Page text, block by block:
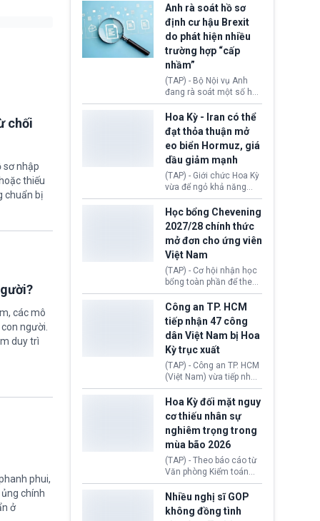
chối
sơ nhập
thiếu
chuẩn bị
các mô
người.
duy trì
phui,
chính
ở
da Silva đang leo thang
gay gắt.
Zealand đang mở ra
thêm cơ hội cho nhiều
người muốn định cư. Từ
nay, người mắc viêm
gan B hoặc viêm gan C
sẽ không còn bị mặc
định không đáp ứng tiêu
chuẩn sức khỏe chỉ vì
chi phí điều trị khi nộp hồ
Anh rà soát hồ sơ
định cư hậu Brexit
do phát hiện nhiều
trường hợp “cấp
nhầm”
(TAP) - Bộ Nội vụ Anh
đang rà soát một số hồ
sơ thuộc Chương trình
Định cư EU (EU
Settlement Scheme -
EUSS) sau khi xác định
có trường hợp được cấp
quy chế cư trú hậu
Brexit “do nhầm lẫn”.
Động thái này làm dấy
lên lo ngại về việc thực
thi Thỏa thuận Rút khỏi
Liên minh châu Âu
(Withdrawal
Agreement).
Hoa Kỳ - Iran có thể
đạt thỏa thuận mở
eo biển Hormuz, giá
dầu giảm mạnh
(TAP) - Giới chức Hoa Kỳ
vừa để ngỏ khả năng
sớm đạt thỏa thuận với
Iran nhằm mở lại eo biển
Hormuz, mở đường cho
việc khôi phục hoạt
động hàng hải. Những
tín hiệu ngoại giao tích
cực này lập tức tác động
đến thị trường năng
lượng, kéo giá dầu thế
giới lùi sâu xuống dưới
mức 80 USD/thùng.
Học bổng Chevening
2027/28 chính thức
mở đơn cho ứng viên
Việt Nam
(TAP) - Cơ hội nhận học
bổng toàn phần để theo
học chương trình thạc sĩ
tại Vương quốc Anh đã
chính thức quay trở lại.
Học bổng Chevening
2027/28 của Chính phủ
Anh vừa mở cổng ứng
tuyển dành riêng ứng
viên Việt Nam, hỗ trợ
toàn bộ chi phí học tập
cùng nhiều quyền lợi
trong suốt một năm
học.
Công an TP. HCM
tiếp nhận 47 công
dân Việt Nam bị Hoa
Kỳ trục xuất
(TAP) - Công an TP. HCM
(Việt Nam) vừa tiếp nhận
47 công dân Việt Nam bị
Hoa Kỳ trục xuất về
nước. Đây là đợt có số
lượng lớn nhất từ đầu
năm 2026 đến nay, phản
ánh xu hướng gia tăng
các trường hợp trục
xuất.
Hoa Kỳ đối mặt nguy
cơ thiếu nhân sự
nghiêm trọng trong
mùa bão 2026
(TAP) - Theo báo cáo từ
Văn phòng Kiểm toán
Chính phủ (GAO), Cơ
quan Quản lý Khẩn cấp
Liên bang (FEMA) thuộc
Bộ An ninh Nội địa Hoa
Nhiều nghị sĩ GOP
không đồng tình